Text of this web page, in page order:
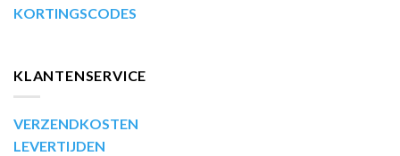
KORTINGSCODES
KLANTENSERVICE
VERZENDKOSTEN
LEVERTIJDEN